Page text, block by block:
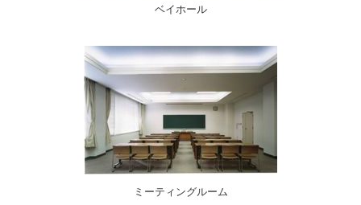
ベイホール
ミーティングルーム